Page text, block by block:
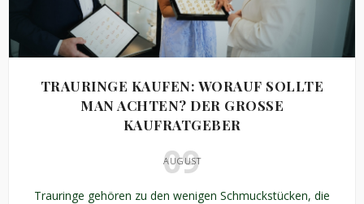
TRAURINGE KAUFEN: WORAUF SOLLTE
MAN ACHTEN? DER GROSSE K
AUFRATGEBER
09
AUGUST
Trauringe gehören zu den wenigen Schmuckstücken, die